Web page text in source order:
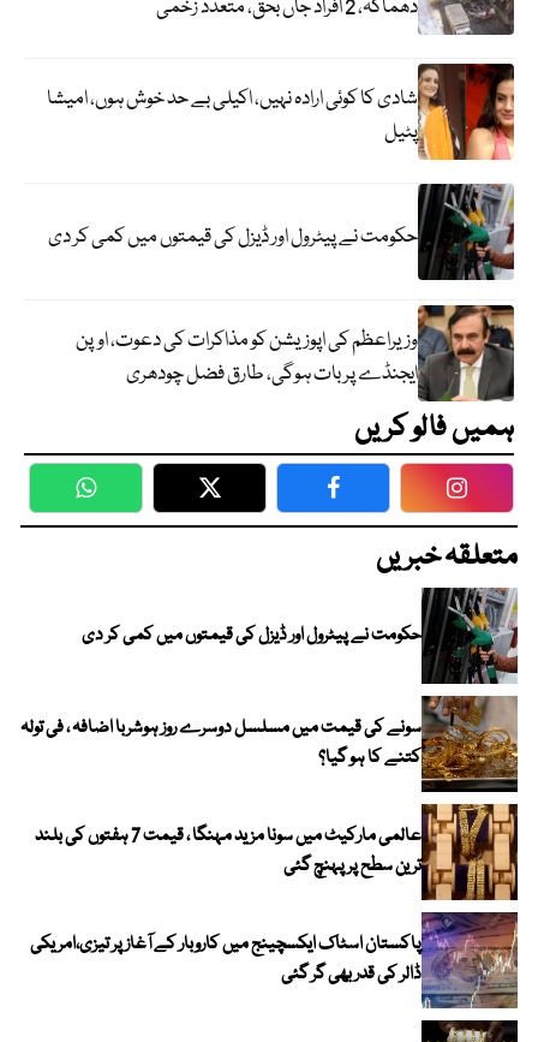
دھماکہ، 2 افراد جاں بحق، متعدد زخمی
شادی کا کوئی ارادہ نہیں، اکیلی بے حد خوش ہوں، امیشا
پٹیل
حکومت نے پیٹرول اور ڈیزل کی قیمتوں میں کمی کر دی
وزیراعظم کی اپوزیشن کو مذاکرات کی دعوت، اوپن
ایجنڈے پر بات ہوگی، طارق فضل چودھری
ہمیں فالو کریں
WhatsApp Twitter Facebook
متعلقہ خبریں
حکومت نے پیٹرول اور ڈیزل کی قیمتوں میں کمی کر دی
سونے کی قیمت میں مسلسل دوسرے روز ہوشربا اضافہ ، فی تولہ
کتنے کا ہو گیا؟
عالمی مارکیٹ میں سونا مزید مہنگا ، قیمت 7 ہفتوں کی بلند
ترین سطح پر پہنچ گئی
پاکستان اسٹاک ایکسچینج میں کاروبار کے آغاز پر تیزی،امریکی
ڈالر کی قدر بھی گر گئی